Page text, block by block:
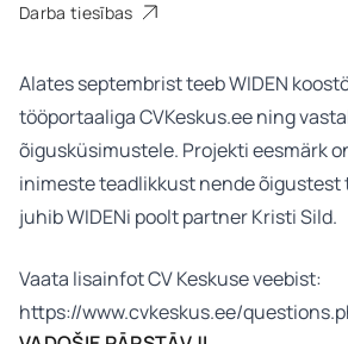
Darba tiesības
Alates septembrist teeb WIDEN
tööportaaliga CVKeskus.ee ning
õigusküsimustele. Projekti eesmärk
inimeste teadlikkust nende õigustest
juhib WIDENi poolt partner Kristi Sild.
Vaata lisainfot CV Keskuse veebist:
https://www.cvkeskus.ee/